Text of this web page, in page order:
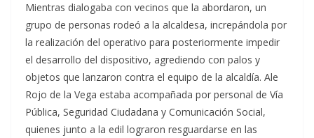
Mientras dialogaba con vecinos que la abordaron, un
grupo de personas rodeó a la alcaldesa, increpándola por
la realización del operativo para posteriormente impedir
el desarrollo del dispositivo, agrediendo con palos y
objetos que lanzaron contra el equipo de la alcaldía. Ale
Rojo de la Vega estaba acompañada por personal de Vía
Pública, Seguridad Ciudadana y Comunicación Social,
quienes junto a la edil lograron resguardarse en las